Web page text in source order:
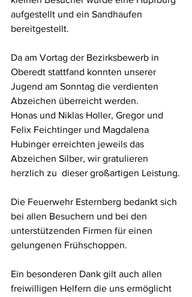
aufgestellt und ein Sandhaufen
bereitgestellt.
Da am Vortag der Bezirksbewerb in
Oberedt stattfand konnten unserer
Jugend am Sonntag die verdienten
Abzeichen überreicht werden.
Honas und Niklas Holler, Gregor und
Felix Feichtinger und Magdalena
Hubinger erreichten jeweils das
Abzeichen Silber, wir gratulieren
herzlich zu  dieser großartigen Leistung.
Die Feuerwehr Esternberg bedankt sich
bei allen Besuchern und bei den
unterstützenden Firmen für einen
gelungenen Frühschoppen.
Ein besonderen Dank gilt auch allen
freiwilligen Helfern die uns ermöglicht